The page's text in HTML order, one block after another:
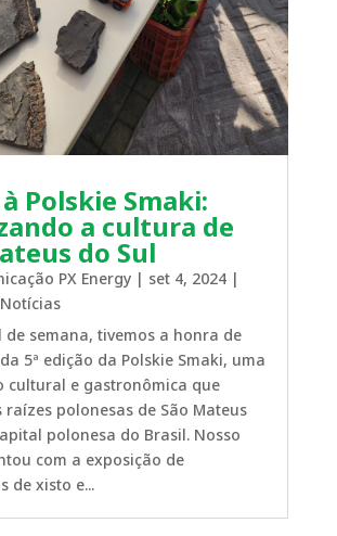
Polskie Smaki:
a cultura de
do Sul
PX Energy| set 4, 2024|
Notícias
de semana, tivemos a honra de
5ª edição da Polskie Smaki, uma
cultural e gastronômica que
raízes polonesas de São Mateus
polonesa do Brasil. Nosso
com a exposição de
de xisto e...